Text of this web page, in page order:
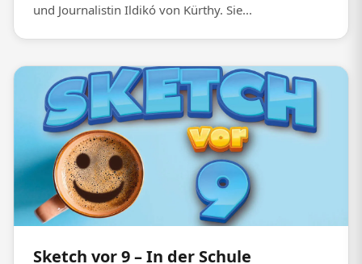
und Journalistin Ildikó von Kürthy. Sie...
Sketch vor 9 – In der Schule